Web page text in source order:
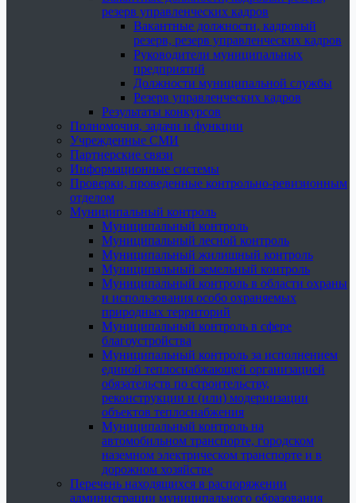
резерв управленческих кадров
Вакантные должности, кадровый
резерв, резерв управленческих кадров
Руководители муниципальных
предприятий
Должности муниципальной службы
Резерв управленческих кадров
Результаты конкурсов
Полномочия, задачи и функции
Учрежденные СМИ
Партнерские связи
Информационные системы
Проверки, проведенные контрольно-ревизионным
отделом
Муниципальный контроль
Муниципальный контроль
Муниципальный лесной контроль
Муниципальный жилищный контроль
Муниципальный земельный контроль
Муниципальный контроль в области охраны
и использования особо охраняемых
природных территорий
Муниципальный контроль в сфере
благоустройства
Муниципальный контроль за исполнением
единой теплоснабжающей организацией
обязательств по строительству,
реконструкции и (или) модернизации
объектов теплоснабжения
Муниципальный контроль на
автомобильном транспорте, городском
наземном электрическом транспорте и в
дорожном хозяйстве
Перечень находящихся в распоряжении
администрации муниципального образования